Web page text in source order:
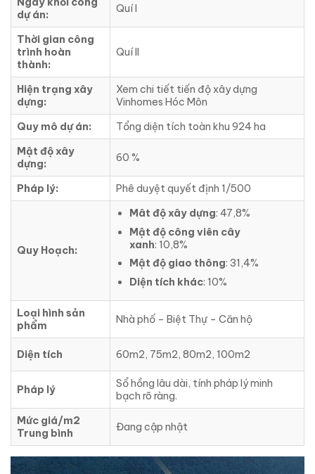
dự án:
Quí I
Thời gian công
trình hoàn
thành:
Quí II
Hiện trạng xây
dựng:
Xem chi tiết tiến độ xây dựng
Vinhomes Hóc Môn
Quy mô dự án:
Tổng diện tích toàn khu 924 ha
Mật độ xây
dựng:
60 %
Pháp lý: Phê duyệt quyết định 1/500
Quy Hoạch:
Mât độ xây dựng: 47,8%
Mật độ công viên cây
xanh: 10,8%
Mật độ giao thông: 31,4%
Diện tích khác: 10%
Loại hình sản
phẩm
Nhà phố – Biệt Thự – Căn hộ
Diện tích 60m2, 75m2, 80m2, 100m2
Pháp lý
Sổ hồng lâu dài, tính pháp lý minh
bạch rõ ràng.
Mức giá/m2
Trung bình
Đang cập nhật